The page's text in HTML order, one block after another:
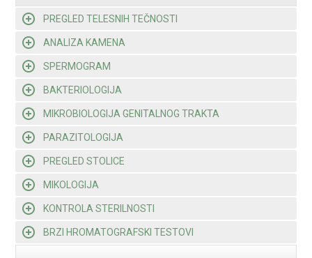
PREGLED TELESNIH TEČNOSTI
ANALIZA KAMENA
SPERMOGRAM
BAKTERIOLOGIJA
MIKROBIOLOGIJA GENITALNOG TRAKTA
PARAZITOLOGIJA
PREGLED STOLICE
MIKOLOGIJA
KONTROLA STERILNOSTI
BRZI HROMATOGRAFSKI TESTOVI